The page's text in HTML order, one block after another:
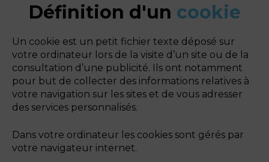
Définition d'un cookie
Un cookie est un petit fichier texte déposé sur
votre ordinateur lors de la visite d’un site ou de la
consultation d’une publicité. Ils ont notamment
pour but de collecter des informations relatives à
votre navigation sur les sites et de vous adresser
des services personnalisés.
Dans votre ordinateur les cookies sont gérés par
votre navigateur internet.